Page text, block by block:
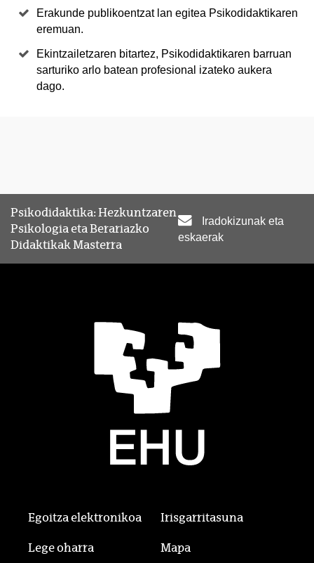
Erakunde publikoentzat lan egitea Psikodidaktikaren
eremuan.
Ekintzailetzaren bitartez, Psikodidaktikaren barruan
sarturiko arlo batean profesional izateko aukera
dago.
Psikodidaktika: Hezkuntzaren
Psikologia eta Berariazko
Didaktikak Masterra
Iradokizunak eta
eskaerak
Egoitza elektronikoa Irisgarritasuna
Lege oharra Mapa